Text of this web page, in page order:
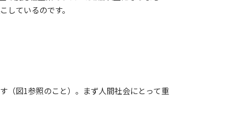
ているのです。
（図1参照のこと）。まず人間社会にとって重